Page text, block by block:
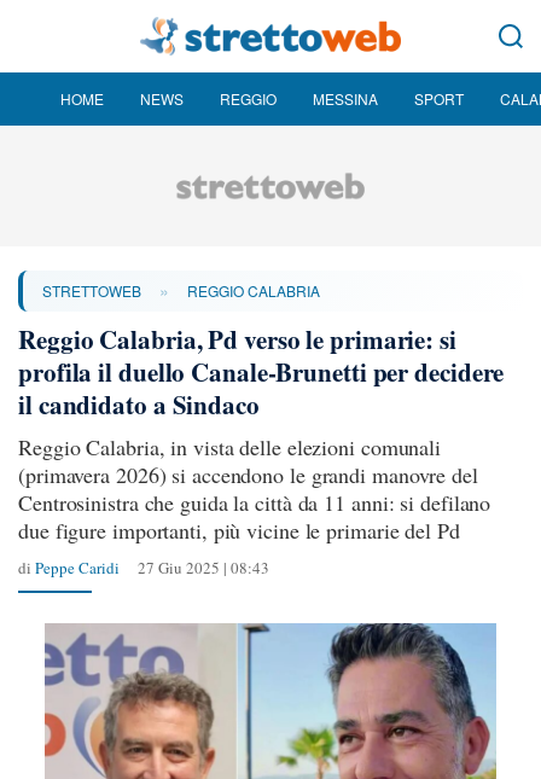
HOME NEWS REGGIO MESSINA SPORT
STRETTOWEB » REGGIO CALABRIA
Reggio Calabria, Pd verso le primarie: si
profila il duello Canale-Brunetti per decidere
il candidato a Sindaco
Reggio Calabria, in vista delle elezioni comunali
(primavera 2026) si accendono le grandi manovre del
Centrosinistra che guida la città da 11 anni: si defilano
due figure importanti, più vicine le primarie del Pd
di Peppe Caridi 27 Giu 2025 | 08:43